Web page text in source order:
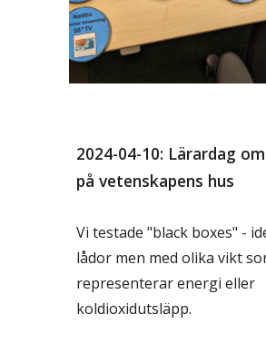
2024-04-10: Lärardag
på vetenskapens hus
Vi testade "black boxes" -
lådor men med olika vikt
representerar energi eller
koldioxidutsläpp.